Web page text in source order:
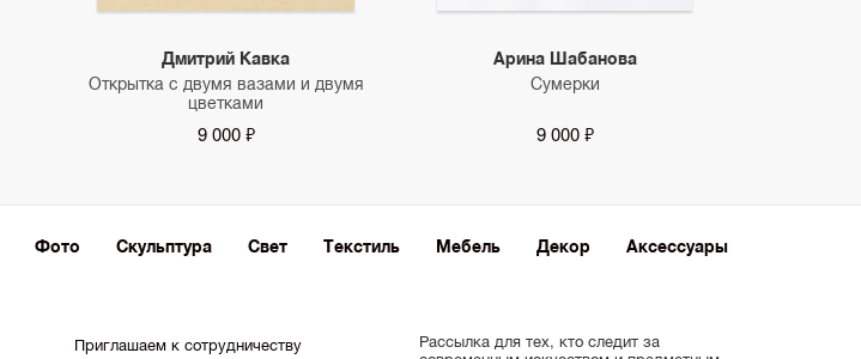
Дмитрий Кавка
Открытка с двумя вазами и двумя
цветками
9 000 ₽
Арина Шабанова
Сумерки
9 000 ₽
Фото Скульптура Свет Текстиль Мебель Декор Аксессуары
Приглашаем к сотрудничеству
Рассылка для тех, кто следит за